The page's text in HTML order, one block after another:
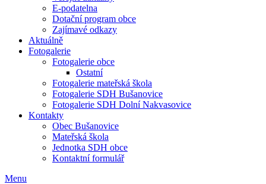
E-podatelna
Dotační program obce
Zajímavé odkazy
Aktuálně
Fotogalerie
Fotogalerie obce
Ostatní
Fotogalerie mateřská škola
Fotogalerie SDH Bušanovice
Fotogalerie SDH Dolní Nakvasovice
Kontakty
Obec Bušanovice
Mateřská škola
Jednotka SDH obce
Kontaktní formulář
Menu